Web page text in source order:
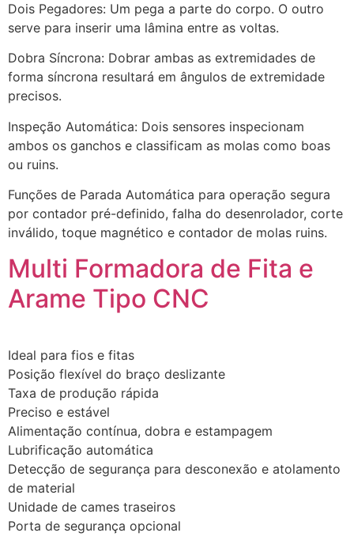
Dois Pegadores: Um pega a parte do corpo. O outro
serve para inserir uma lâmina entre as voltas.
Dobra Síncrona: Dobrar ambas as extremidades de
forma síncrona resultará em ângulos de extremidade
precisos.
Inspeção Automática: Dois sensores inspecionam
ambos os ganchos e classificam as molas como boas
ou ruins.
Funções de Parada Automática para operação segura
por contador pré-definido, falha do desenrolador, corte
inválido, toque magnético e contador de molas ruins.
Multi Formadora de Fita e
Arame Tipo CNC
Ideal para fios e fitas
Posição flexível do braço deslizante
Taxa de produção rápida
Preciso e estável
Alimentação contínua, dobra e estampagem
Lubrificação automática
Detecção de segurança para desconexão e atolamento
de material
Unidade de cames traseiros
Porta de segurança opcional